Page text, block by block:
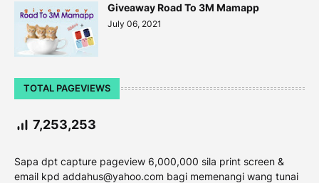
Giveaway Road To 3M Mamapp
July 06, 2021
TOTAL PAGEVIEWS
7,253,253
Sapa dpt capture pageview 6,000,000 sila print screen &
email kpd addahus@yahoo.com bagi memenangi wang tunai